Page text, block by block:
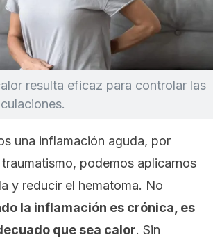
resulta eficaz para controlar las
una inflamación aguda, por
podemos aplicarnos
y reducir el hematoma. No
la inflamación es crónica, es
que sea calor. Sin